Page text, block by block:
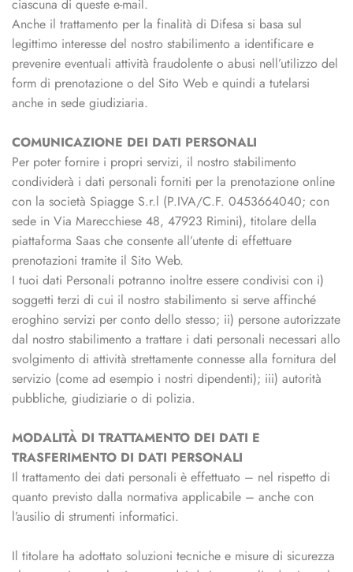
ciascuna di queste e-mail.
Anche il trattamento per la finalità di Difesa si basa sul
legittimo interesse del nostro stabilimento a identificare e
prevenire eventuali attività fraudolente o abusi nell’utilizzo del
form di prenotazione o del Sito Web e quindi a tutelarsi
anche in sede giudiziaria.
COMUNICAZIONE DEI DATI PERSONALI
Per poter fornire i propri servizi, il nostro stabilimento
condividerà i dati personali forniti per la prenotazione online
con la società Spiagge S.r.l (P.IVA/C.F. 0453664040; con
sede in Via Marecchiese 48, 47923 Rimini), titolare della
piattaforma Saas che consente all’utente di effettuare
prenotazioni tramite il Sito Web.
I tuoi dati Personali potranno inoltre essere condivisi con i)
soggetti terzi di cui il nostro stabilimento si serve affinché
eroghino servizi per conto dello stesso; ii) persone autorizzate
dal nostro stabilimento a trattare i dati personali necessari allo
svolgimento di attività strettamente connesse alla fornitura del
servizio (come ad esempio i nostri dipendenti); iii) autorità
pubbliche, giudiziarie o di polizia.
MODALITÀ DI TRATTAMENTO DEI DATI E
TRASFERIMENTO DI DATI PERSONALI
Il trattamento dei dati personali è effettuato – nel rispetto di
quanto previsto dalla normativa applicabile – anche con
l’ausilio di strumenti informatici.
Il titolare ha adottato soluzioni tecniche e misure di sicurezza